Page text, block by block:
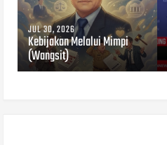
JUL 30, 2026
Kebijakan Melalui Mimpi
(Wangsit)